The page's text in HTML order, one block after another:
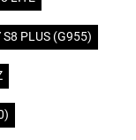
S8 PLUS (G955)